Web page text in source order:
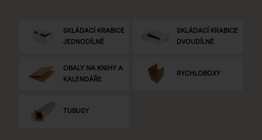
SKLÁDACÍ KRABICE
JEDNODÍLNÉ
SKLÁDACÍ KRABICE
DVOUDÍLNÉ
OBALY NA KNIHY A
KALENDÁŘE
RYCHLOBOXY
TUBUSY